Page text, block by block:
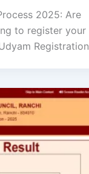
2025: Are
to register your
Registration